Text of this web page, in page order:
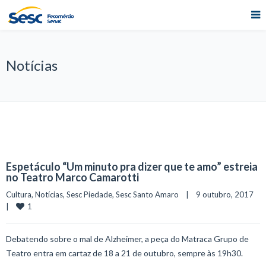
Notícias
Espetáculo “Um minuto pra dizer que te amo” estreia
no Teatro Marco Camarotti
Cultura, Notícias, Sesc Piedade, Sesc Santo Amaro
    |    9 outubro, 2017
1
Debatendo sobre o mal de Alzheimer, a peça do Matraca Grupo de
Teatro entra em cartaz de 18 a 21 de outubro, sempre às 19h30.